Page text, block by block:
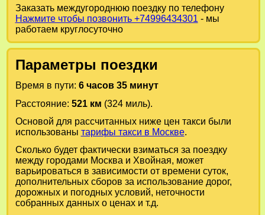
Заказать междугороднюю поездку по телефону
Нажмите чтобы позвонить +74996434301 - мы
работаем круглосуточно
Параметры поездки
Время в пути: 6 часов 35 минут
Расстояние: 521 км (324 миль).
Основой для рассчитанных ниже цен такси были
использованы тарифы такси в Москве.
Сколько будет фактически взиматься за поездку
между городами Москваи Хвойная, может
варьироваться в зависимости от времени суток,
дополнительных сборов за использование дорог,
дорожных и погодных условий, неточности
собранных данных о ценах и т.д.